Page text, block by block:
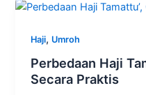
Haji, Umroh
Perbedaan Haji
Secara Praktis